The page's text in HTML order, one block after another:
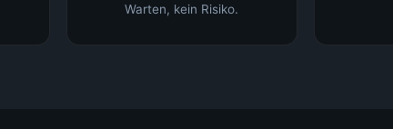
Warten, kein Risiko.